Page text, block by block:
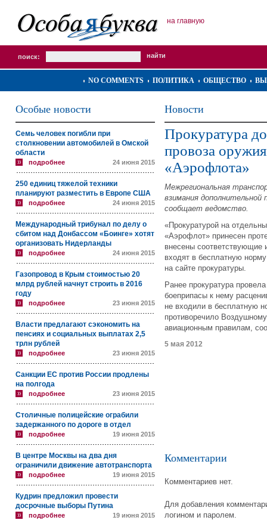
на главную
поиск:
NO COMMENTS ПОЛИТИКА ОБЩЕСТВО
Особые новости
Семь человек погибли при
столкновении автомобилей в Омской
области
подробнее 24 июня 2015
250 единиц тяжелой техники
планируют разместить в Европе США
подробнее 24 июня 2015
Международный трибунал по делу о
сбитом над Донбассом «Боинге» хотят
организовать Нидерланды
подробнее 24 июня 2015
Газопровод в Крым стоимостью 20
млрд рублей начнут строить в 2016
году
подробнее 23 июня 2015
Власти предлагают сэкономить на
пенсиях и социальных выплатах 2,5
трлн рублей
подробнее 23 июня 2015
Санкции ЕС против России продлены
на полгода
подробнее 23 июня 2015
Столичные полицейские ограбили
задержанного по дороге в отдел
подробнее 19 июня 2015
В центре Москвы на два дня
ограничили движение автотранспорта
подробнее 19 июня 2015
Кудрин предложил провести
досрочные выборы Путина
подробнее 19 июня 2015
Новости
Прокуратура
провоза
«Аэрофлота»
Межрегиональная
взимания дополнительной
сообщает ведомство.
«Прокуратурой на
«Аэрофлот» принесен
внесены соответствующие
входят в бесплатную
на сайте прокуратуры.
Ранее прокуратура
боеприпасы к нему
не входили в бесплатную
противоречило
авиационным правилам,
5 мая 2012
Комментарии
Комментариев нет.
Для добавления
логином и паролем.